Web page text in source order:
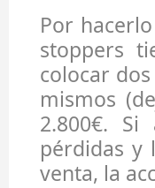
Por
stoppers
colocar
mismos
2.800€.
pérdidas y
venta, la